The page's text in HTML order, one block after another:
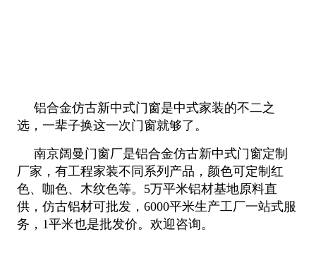
铝合金仿古新中式门窗是中式家装的不二之
选，一辈子换这一次门窗就够了。
南京阔曼门窗厂是铝合金仿古新中式门窗定制
厂家，有工程家装不同系列产品，颜色可定制红
色、咖色、木纹色等。5万平米铝材基地原料直
供，仿古铝材可批发，6000平米生产工厂一站式服
务，1平米也是批发价。欢迎咨询。